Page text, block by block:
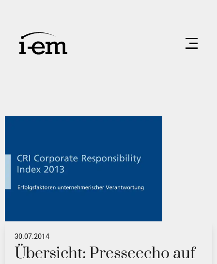
30.07.2014
Übersicht: Presseecho auf